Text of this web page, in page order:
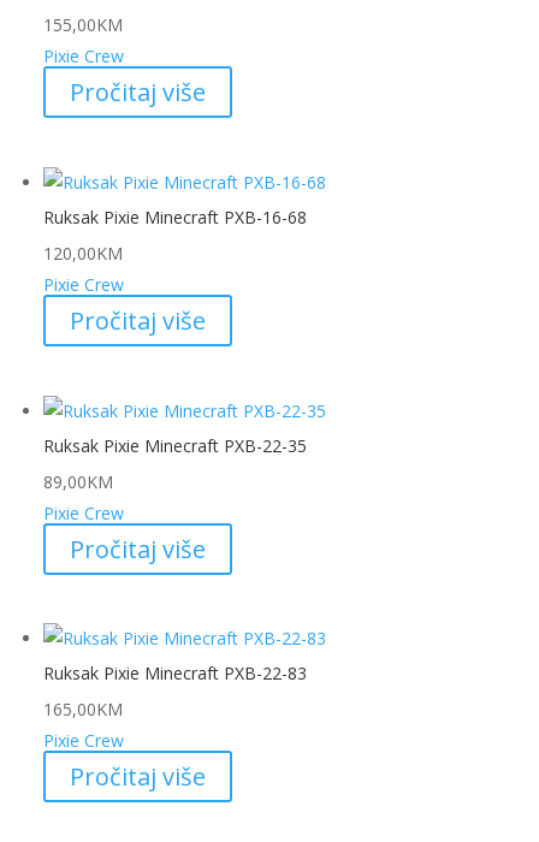
155,00KM
Pixie Crew
Pročitaj više
Ruksak Pixie Minecraft PXB-16-68
120,00KM
Pixie Crew
Pročitaj više
Ruksak Pixie Minecraft PXB-22-35
89,00KM
Pixie Crew
Pročitaj više
Ruksak Pixie Minecraft PXB-22-83
165,00KM
Pixie Crew
Pročitaj više